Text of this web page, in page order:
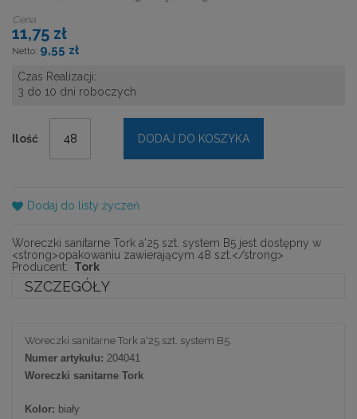
Cena
11,75 zł
9,55 zł
Czas Realizacji:
3 do 10 dni roboczych
Ilość DODAJ DO KOSZYKA
Dodaj do listy życzeń
Woreczki sanitarne Tork a'25 szt. system B5 jest dostępny w
<strong>opakowaniu zawierającym 48 szt.</strong>
Producent:
Tork
SZCZEGÓŁY
Woreczki sanitarne Tork a'25 szt. system B5.
Numer artykułu: 204041
Woreczki sanitarne Tork
Kolor: biały